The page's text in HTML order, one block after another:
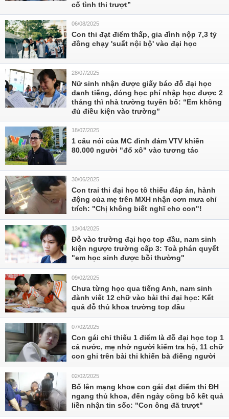
cố tình thi trượt”
06/08/2025
Con thi đạt điểm thấp, gia đình nộp 7,3 tỷ
đồng chạy 'suất nội bộ' vào đại học
28/07/2025
Nữ sinh nhận được giấy báo đỗ đại học
danh tiếng, đóng học phí nhập học được 2
tháng thì nhà trường tuyên bố: “Em không
đủ điều kiện vào trường”
18/07/2025
1 câu nói của MC đình đám VTV khiến
80.000 người "đổ xô" vào tương tác
30/06/2025
Con trai thi đại học tô thiếu đáp án, hành
động của mẹ trên MXH nhận cơn mưa chỉ
trích: "Chị không biết nghĩ cho con"!
13/04/2025
Đỗ vào trường đại học top đầu, nam sinh
kiện ngược trường cấp 3: Toà phán quyết
"em học sinh được bồi thường"
09/02/2025
Chưa từng học qua tiếng Anh, nam sinh
đành viết 12 chữ vào bài thi đại học: Kết
quả đỗ thủ khoa trường top đầu
07/02/2025
Con gái chỉ thiếu 1 điểm là đỗ đại học top 1
cả nước, mẹ nhờ người kiểm tra hộ, 11 chữ
con ghi trên bài thi khiến bà điếng người
02/02/2025
Bố lên mạng khoe con gái đạt điểm thi ĐH
ngang thủ khoa, đến ngày công bố kết quả
liền nhận tin sốc: "Con ông đã trượt"